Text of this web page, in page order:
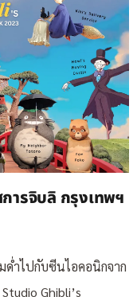
ารจิบลิ กรุงเทพฯ
ด่ำไปกับซีนไอคอนิกจาก
Ghibli’s